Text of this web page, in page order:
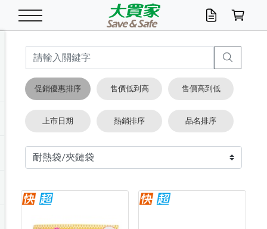
米/五穀/濃湯 米/糙米
五穀/南北貨
湯類/湯塊
油/調味料
食用油
醬油.油膏.蠔油
泡麵 / 麵條
包麵
碗麵/義大利麵
麵條/快煮麵/米粉
魚罐
醬菜/玉米罐
休閒零嘴 初一十五拜拜懶
零嘴
堅果/海苔
美味餅乾
餅乾
糕餅/點心
糖果/巧克力
糖果/蜜餞/果凍
巧克力
茶飲料
果汁咖啡
碳酸/礦泉水
養生保健/常備品 雞精/飲品
機能保健
奶粉/穀麥片
奶粉
麥片/玉米片
沖調穀粉/隨手包
特色茶品
綠茶
紅茶
奶茶/花草茶
即溶咖啡
咖啡豆/粉/濾掛
可可/糖/奶精
沐浴乳香皂 沐浴乳
香皂/洗手乳
美髮造型
洗髮/護髮
造型髮品
口腔清潔
牙 刷
牙膏/漱口水
潔顏產品
卸妝/粉刺調理
開架/身體保養
臉部保養
面/眼膜
鍋具/飲水/廚房 鍋具/餐具
保鮮/微波
掃除用具/照明/五金
掃除/清潔用具
洗衣/曬衣用具
電池/延長線
傢飾/收納/衛浴
寢具/家具
收納用品
衛浴/毛巾
寵物食品
寵物清潔/百貨
衛生紙/濕巾 抽取衛生紙/濕巾
廚房紙巾/平版/
箱購免運區
衣物清潔
洗衣精
洗衣粉/皂
漂白水/柔軟精
居家清潔
廚房/餐具清潔
浴廁/水管清潔
居家清潔/除濕芳
衛生棉
成人/嬰兒紙尿褲
箱購免運區
嬰兒尿布
成人紙尿褲
廚房家電 料理鍋具
烤箱/微波/電磁爐
快煮壺/烘碗機
季節家電
除濕/清淨機
風扇/防蚊家電
生活家電
除塵家電
美容家電
電腦周邊
數位週邊
手機/平板周邊
文具/辦公用品 文具用品
辦公文具/收納
玩具/擺設小物
汽機車百貨
機車/腳踏車百貨
汽車百貨
休閒/運動
戶外/休閒用品
健身/按摩/瑜珈
測量/護具/其他
服飾內著
配件
男/女/機能包
冷凍免運 生鮮食品
調理食品
箱購免運
食品免運
清潔用品免運
居家/汽百用品
主題專區
季節活動
店長推薦
這夏不怕熱
促銷優惠排序 售價低到高 售價高到低
上市日期 熱銷排序 品名排序